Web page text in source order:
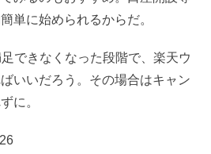
単に始められるからだ。
できなくなった段階で、楽天ウ
いいだろう。その場合はキャン
に。